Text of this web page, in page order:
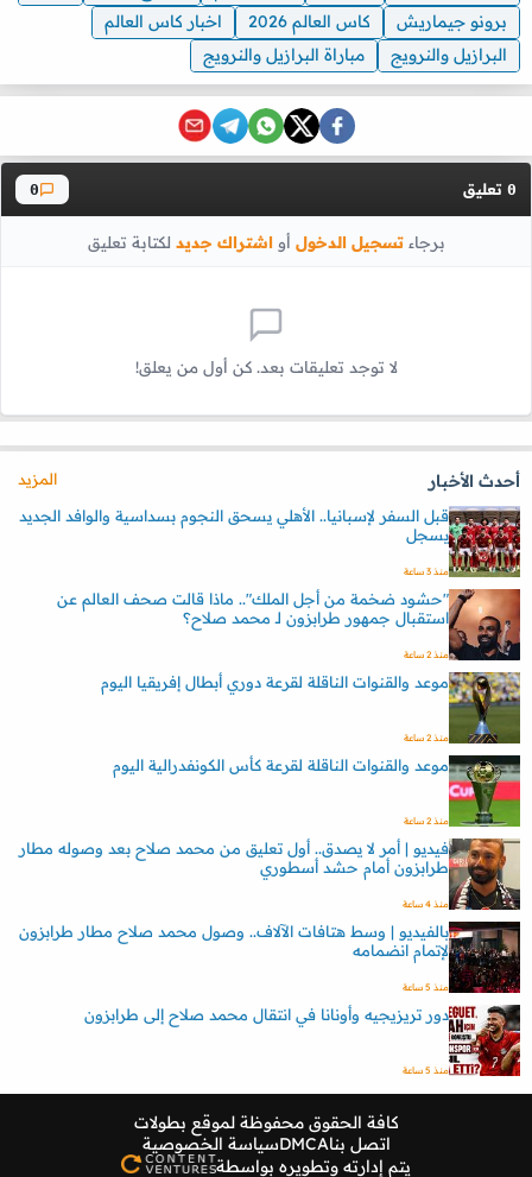
برونو جيماريش
كاس العالم 2026
اخبار كاس العالم
البرازيل والنرويج
مباراة البرازيل والنرويج
0 تعليق 0
برجاءتسجيل الدخول أواشتراك جديد لكتابة تعليق
لا توجد تعليقات بعد. كن أول من يعلق!
أحدث الأخبار
المزيد
قبل السفر لإسبانيا.. الأهلي يسحق النجوم بسداسية والوافد الجديد
يسجل
منذ 3 ساعة
"حشود ضخمة من أجل الملك".. ماذا قالت صحف العالم عن
استقبال جمهور طرابزون لـ محمد صلاح؟
منذ 2 ساعة
موعد والقنوات الناقلة لقرعة دوري أبطال إفريقيا اليوم
منذ 2 ساعة
موعد والقنوات الناقلة لقرعة كأس الكونفدرالية اليوم
منذ 2 ساعة
فيديو | أمر لا يصدق.. أول تعليق من محمد صلاح بعد وصوله مطار
طرابزون أمام حشد أسطوري
منذ 4 ساعة
بالفيديو | وسط هتافات الآلاف.. وصول محمد صلاح مطار طرابزون
لإتمام انضمامه
منذ 5 ساعة
دور تريزيجيه وأونانا في انتقال محمد صلاح إلى طرابزون
منذ 5 ساعة
كافة الحقوق محفوظة لموقع بطولات
اتصل بناDMCAسياسة الخصوصية
يتم إدارته وتطويره بواسطة